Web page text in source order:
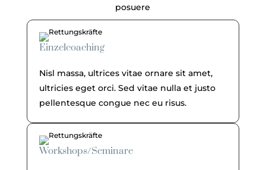
posuere
Einzelcoaching
Nisl massa, ultrices vitae ornare sit amet,
ultricies eget orci. Sed vitae nulla et justo
pellentesque congue nec eu risus.
Workshops/Seminare